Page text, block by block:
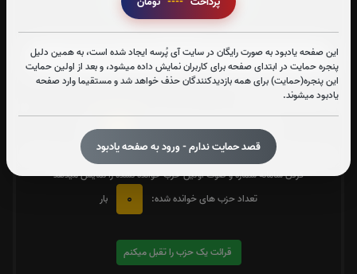
این صفحه یادبود به صورت رایگان در سایت آی پُرسه ایجاد شده است، به همین دلیل
پنجره حمایت در ابتدای صفحه برای کاربران نمایش داده میشود، و بعد از اولین حمایت
این پنجره(حمایت) برای همه بازدیدکنندگان حذف خواهد شد و مستقیما وارد صفحه
یادبود میشوند.
قصد حمایت ندارم - ورود به صفحه یادبود
زیارت شهدا
متن زیارت شهدا
تعداد دفعات ختم کل قرآن: 0 بار
در صورت تمایل با کلیک بر روی دکمه زیر قرائت یک حزبرا تقبل کنید. بعد از کلیک
کردن سامانه شماره و صوت اولین حزب خوانده نشده را نمایش میدهد
تعداد حزب های خوانده شده:
0 بار
قرائت یک حزب را تقبل میکنم